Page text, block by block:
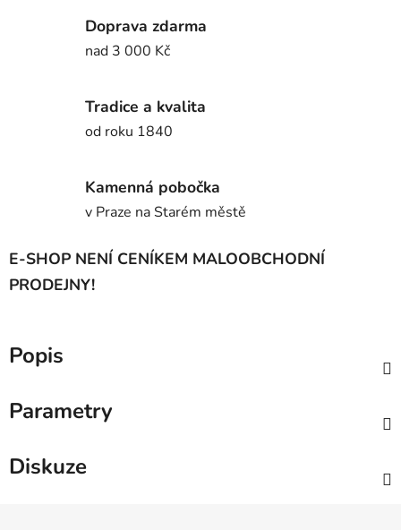
Doprava zdarma
nad 3 000 Kč
Tradice a kvalita
od roku 1840
Kamenná pobočka
v Praze na Starém městě
E-SHOP NENÍ CENÍKEM MALOOBCHODNÍ
PRODEJNY!
Popis
Parametry
Diskuze